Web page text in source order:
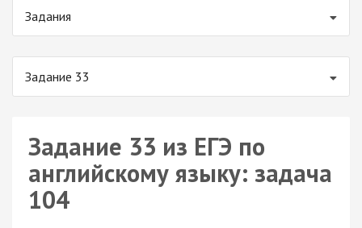
Задания
Задание 33
Задание 33 из ЕГЭ по
английскому языку: задача
104